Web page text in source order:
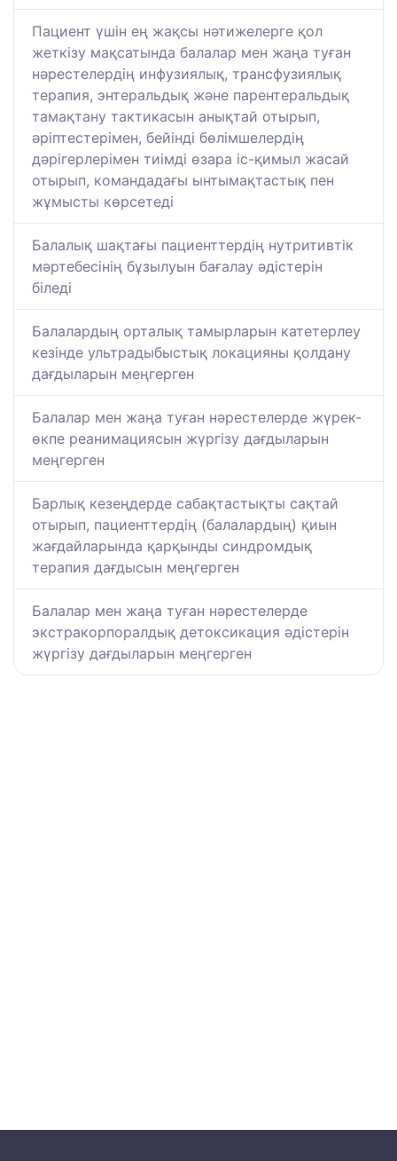
Пациент үшін ең жақсы нәтижелерге қол
жеткізу мақсатында балалар мен жаңа туған
нәрестелердің инфузиялық, трансфузиялық
терапия, энтеральдық және парентеральдық
тамақтану тактикасын анықтай отырып,
әріптестерімен, бейінді бөлімшелердің
дәрігерлерімен тиімді өзара іс-қимыл жасай
отырып, командадағы ынтымақтастық пен
жұмысты көрсетеді
Балалық шақтағы пациенттердің нутритивтік
мәртебесінің бұзылуын бағалау әдістерін
біледі
Балалардың орталық тамырларын катетерлеу
кезінде ультрадыбыстық локацияны қолдану
дағдыларын меңгерген
Балалар мен жаңа туған нәрестелерде жүрек-
өкпе реанимациясын жүргізу дағдыларын
меңгерген
Барлық кезеңдерде сабақтастықты сақтай
отырып, пациенттердің (балалардың) қиын
жағдайларында қарқынды синдромдық
терапия дағдысын меңгерген
Балалар мен жаңа туған нәрестелерде
экстракорпоралдық детоксикация әдістерін
жүргізу дағдыларын меңгерген